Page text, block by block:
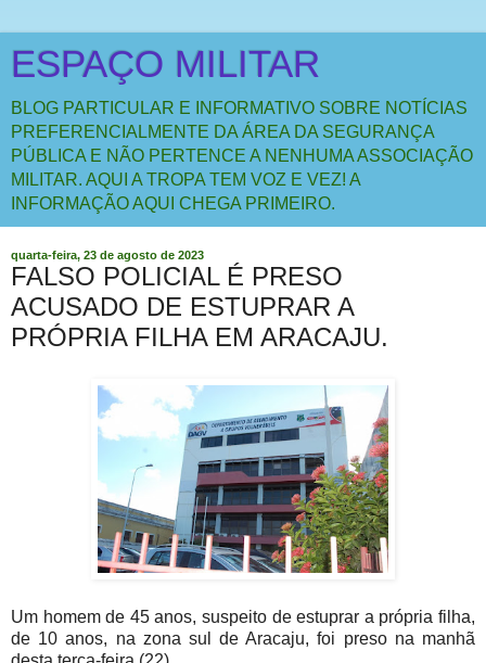
ESPAÇO MILITAR
BLOG PARTICULAR E INFORMATIVO SOBRE NOTÍCIAS
PREFERENCIALMENTE DA ÁREA DA SEGURANÇA
PÚBLICA E NÃO PERTENCE A NENHUMA ASSOCIAÇÃO
MILITAR. AQUI A TROPA TEM VOZ E VEZ! A
INFORMAÇÃO AQUI CHEGA PRIMEIRO.
quarta-feira, 23 de agosto de 2023
FALSO POLICIAL É PRESO
ACUSADO DE ESTUPRAR A
PRÓPRIA FILHA EM ARACAJU.
Um homem de 45 anos, suspeito de estuprar a própria filha,
de 10 anos, na zona sul de Aracaju, foi preso na manhã